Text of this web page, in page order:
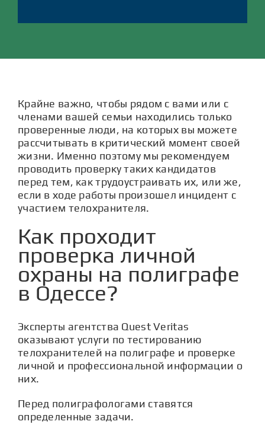
Крайне важно, чтобы рядом с вами или с
членами вашей семьи находились только
проверенные люди, на которых вы можете
рассчитывать в критический момент своей
жизни. Именно поэтому мы рекомендуем
проводить проверку таких кандидатов
перед тем, как трудоустраивать их, или же,
если в ходе работы произошел инцидент с
участием телохранителя.
Как проходит
проверка личной
охраны на полиграфе
в Одессе?
Эксперты агентства Quest Veritas
оказывают услуги по тестированию
телохранителей на полиграфе и проверке
личной и профессиональной информации о
них.
Перед полиграфологами ставятся
определенные задачи.